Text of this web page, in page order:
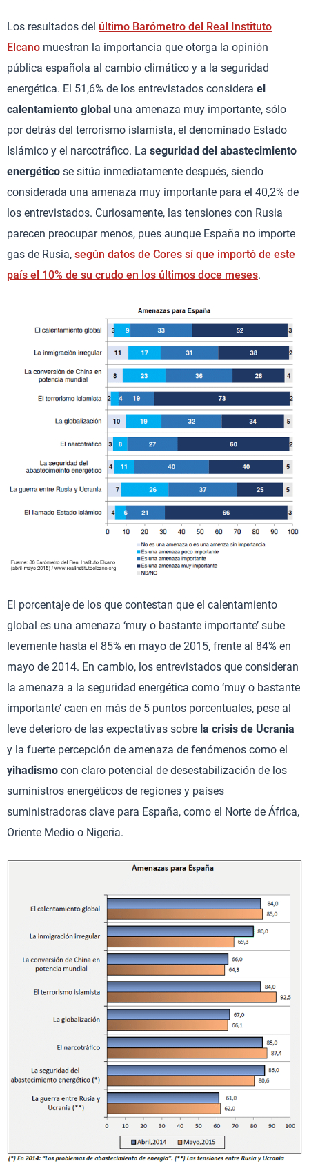
Los resultados del último Barómetro del Real Instituto
Elcano muestran la importancia que otorga la opinión
pública española al cambio climático y a la seguridad
energética. El 51,6% de los entrevistados considera el
calentamiento global una amenaza muy importante, sólo
por detrás del terrorismo islamista, el denominado Estado
Islámico y el narcotráfico. La seguridad del abastecimiento
energético se sitúa inmediatamente después, siendo
considerada una amenaza muy importante para el 40,2% de
los entrevistados. Curiosamente, las tensiones con Rusia
parecen preocupar menos, pues aunque España no importe
gas de Rusia, según datos de Cores sí que importó de este
país el 10% de su crudo en los últimos doce meses.
El porcentaje de los que contestan que el calentamiento
global es una amenaza ‘muy o bastante importante’ sube
levemente hasta el 85% en mayo de 2015, frente al 84% en
mayo de 2014. En cambio, los entrevistados que consideran
la amenaza a la seguridad energética como ‘muy o bastante
importante’ caen en más de 5 puntos porcentuales, pese al
leve deterioro de las expectativas sobre la crisis de Ucrania
y la fuerte percepción de amenaza de fenómenos como el
yihadismo con claro potencial de desestabilización de los
suministros energéticos de regiones y países
suministradoras clave para España, como el Norte de África,
Oriente Medio o Nigeria.